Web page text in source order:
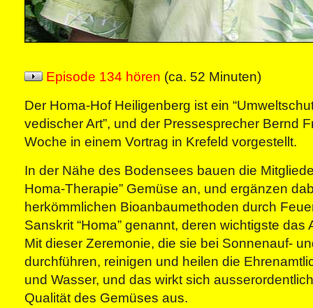
Episode 134 hören (ca. 52 Minuten)
Der Homa-Hof Heiligenberg ist ein
vedischer Art”, und der Pressesprecher Bernd
Woche in einem Vortrag in Krefeld vorgestellt.
In der Nähe des Bodensees bauen die
Homa-Therapie” Gemüse an, und ergänzen
herkömmlichen Bioanbaumethoden durch
Sanskrit “Homa” genannt, deren wichtigste das
Mit dieser Zeremonie, die sie bei Sonnenauf-
durchführen, reinigen und heilen die
und Wasser, und das wirkt sich
Qualität des Gemüses aus.